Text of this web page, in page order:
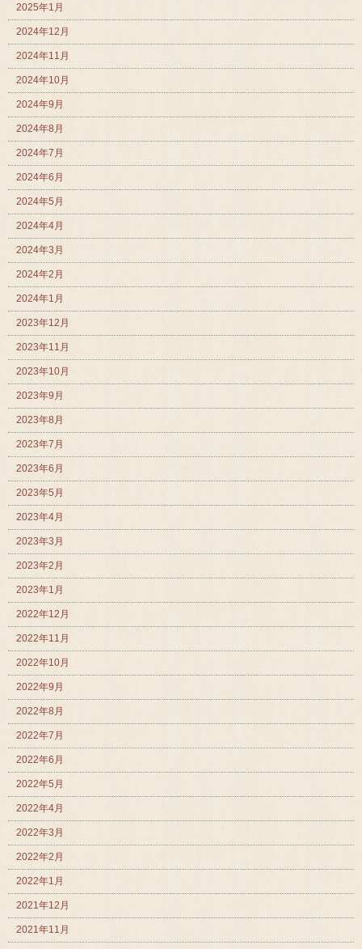
2025年1月
2024年12月
2024年11月
2024年10月
2024年9月
2024年8月
2024年7月
2024年6月
2024年5月
2024年4月
2024年3月
2024年2月
2024年1月
2023年12月
2023年11月
2023年10月
2023年9月
2023年8月
2023年7月
2023年6月
2023年5月
2023年4月
2023年3月
2023年2月
2023年1月
2022年12月
2022年11月
2022年10月
2022年9月
2022年8月
2022年7月
2022年6月
2022年5月
2022年4月
2022年3月
2022年2月
2022年1月
2021年12月
2021年11月